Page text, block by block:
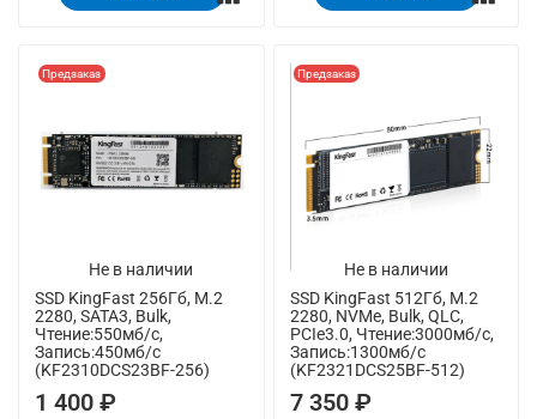
Не в наличии
Предзаказ
SSD KingFast 256Гб, M.2
2280, SATA3, Bulk,
Чтение:550мб/с,
Запись:450мб/с
(KF2310DCS23BF-256)
1 400 ₽
Не в наличии
Предзаказ
SSD KingFast 512Гб, M.2
2280, NVMe, Bulk, QLC,
PCIe3.0, Чтение:3000мб/с,
Запись:1300мб/с
(KF2321DCS25BF-512)
7 350 ₽